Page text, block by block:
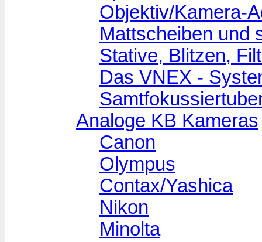
Objektiv/Kamera-
Mattscheiben und
Stative, Blitzen,
Das VNEX -
Analoge KB Kameras
Canon
Olympus
Contax/Yashica
Nikon
Minolta